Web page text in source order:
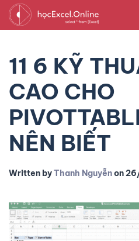
11 6 KỸ
CAO CHO
NÊN BIẾT
Written byThanh Nguyễnon